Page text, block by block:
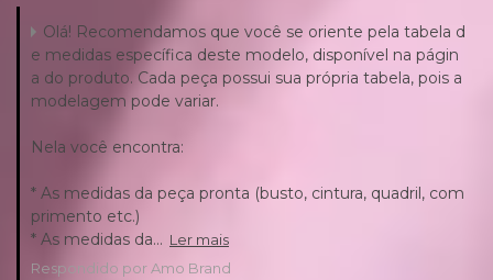
Olá! Recomendamos que você se oriente pela tabela d
e medidas específica deste modelo, disponível na págin
a do produto. Cada peça possui sua própria tabela, pois a
modelagem pode variar.
Nela você encontra:
* As medidas da peça pronta (busto, cintura, quadril, com
primento etc.)
* As medidas da... Ler mais
Respondido por Amo Brand